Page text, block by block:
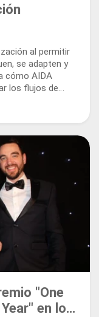
al permitir
se adapten y
cómo AIDA
los flujos de
de próxima
"One
en los